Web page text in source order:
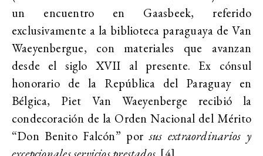
un encuentro en Gaasbeek, referido
exclusivamente a la biblioteca paraguaya de Van
Waeyenbergue, con materiales que avanzan
desde el siglo XVII al presente. Ex cónsul
honorario de la República del Paraguay en
Bélgica, Piet Van Waeyenberge recibió la
condecoración de la Orden Nacional del Mérito
“Don Benito Falcón” porsus extraordinarios y